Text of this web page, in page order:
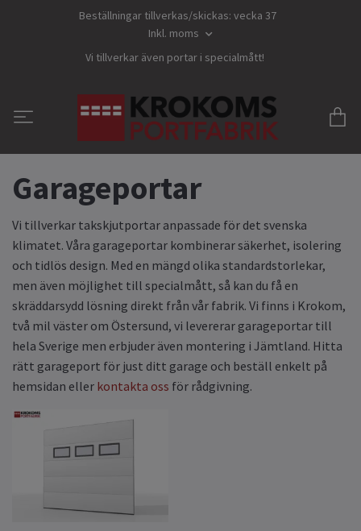
Beställningar tillverkas/skickas: vecka 37
Inkl. moms
Vi tillverkar även portar i specialmått!
Garageportar
Vi tillverkar takskjutportar anpassade för det svenska
klimatet. Våra garageportar kombinerar säkerhet, isolering
och tidlös design. Med en mängd olika standardstorlekar,
men även möjlighet till specialmått, så kan du få en
skräddarsydd lösning direkt från vår fabrik. Vi finns i Krokom,
två mil väster om Östersund, vi levererar garageportar till
hela Sverige men erbjuder även montering i Jämtland. Hitta
rätt garageport för just ditt garage och beställ enkelt på
hemsidan eller kontakta oss för rådgivning.